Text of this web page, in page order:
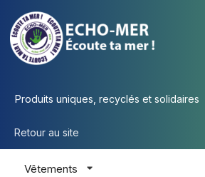
Produits uniques, recyclés et solidaires
Retour au site
Vêtements